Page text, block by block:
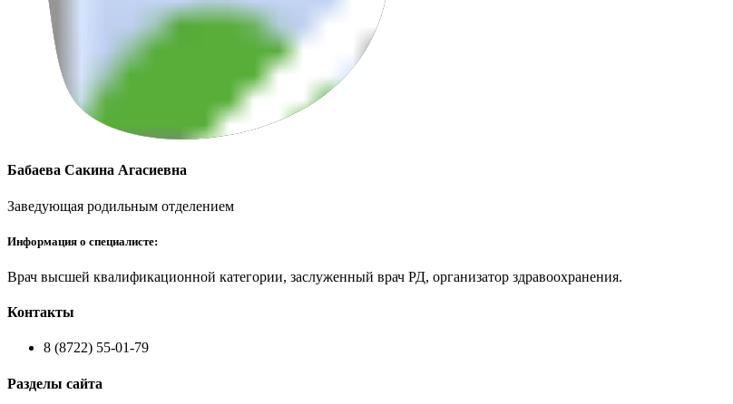
Бабаева Сакина Агасиевна
Заведующая родильным отделением
Информация о специалисте:
Врач высшей квалификационной категории, заслуженный врач РД, организатор здравоохранения.
Контакты
8 (8722) 55-01-79
Разделы сайта